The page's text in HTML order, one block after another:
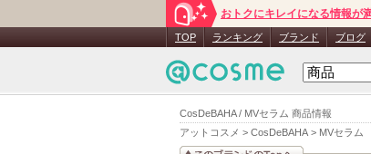
CosDeBAHA / MVセラム 商品情報
アットコスメ > CosDeBAHA > MVセラム
おトクにキレイになる情報が
TOP ランキング ブランド ブログ